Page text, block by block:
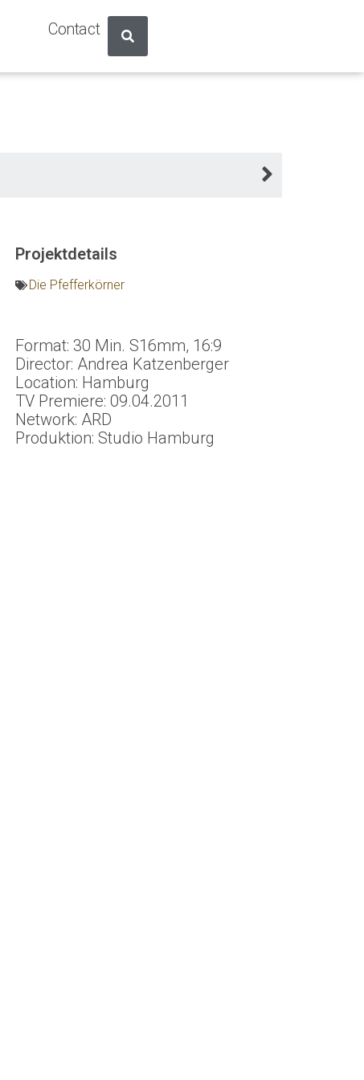
Contact
Projektdetails
Die Pfefferkörner
Format: 30 Min. S16mm, 16:9
Director: Andrea Katzenberger
Location: Hamburg
TV Premiere: 09.04.2011
Network: ARD
Produktion: Studio Hamburg